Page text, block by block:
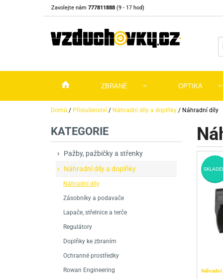
Zavolejte nám 777811888 (9 - 17 hod)
ZBRANĚ
Vzduchovky Vzduchovky na CO2
Příslušenství pro
Vzduchovky PCP
Vzduchovky
Vzduchové pistole a revolveryPříslušenství
CO2 pistole
PCP Pistole
Pružinové pistole
Plynové pistole a revolvery
Příslušenství
Perkusní zbraně
Zbraně na ZP Pušky opakovací
Pušky samonabíjecí
Brokovnice
Nože Nože s pevnou
Příslušenství pro
Mačety a sekery
Luky
OPTIKA
Puškohledy
Dalekohledy a
Kolimátory, lasery
Noční vidění a
Domů / Příslušenství / Náhradní díly a doplňky / Náhradní díly
KATEGORIE
Pažby, pažbičky a střenky
Náhradní díly a doplňky
Náhradní díly
Zásobníky a podavače
Lapače, střelnice a terče
Regulátory
Doplňky ke zbraním
Ochranné prostředky
Rowan Engineering Náhradní